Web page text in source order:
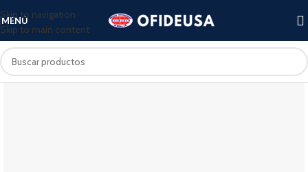
Skip to navigation
Skip to main content
MENÚ